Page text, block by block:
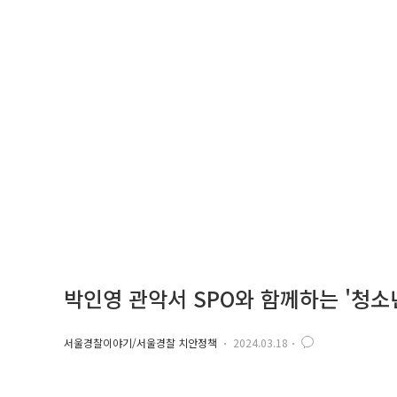
박인영 관악서 SPO와 함께하는 '청
서울경찰이야기/서울경찰 치안정책 2024.03.18